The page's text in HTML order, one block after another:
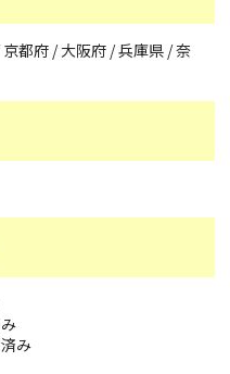
都府 / 大阪府 / 兵庫県 / 奈
み